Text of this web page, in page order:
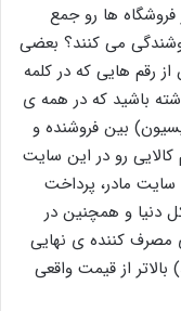
ها رو جمع
می کنند؟ بعضی
رقم هایی که در کلمه
باشید که در همه ی
بین فروشنده و
رو در این سایت
سایت مادر، پرداخت
دنیا و همچنین در
کننده ی نهایی
(از 2 درصد تا 50 درصد) بالاتر از قیمت واقعی